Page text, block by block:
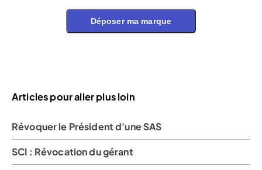
Déposer ma marque
Articles pour aller plus loin
Révoquer le Président d'une SAS
SCI : Révocation du gérant